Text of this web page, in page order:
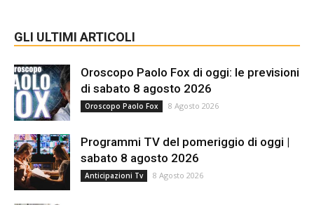
GLI ULTIMI ARTICOLI
Oroscopo Paolo Fox di oggi: le previsioni
di sabato 8 agosto 2026
Oroscopo Paolo Fox 8 Agosto 2026
Programmi TV del pomeriggio di oggi |
sabato 8 agosto 2026
Anticipazioni Tv 8 Agosto 2026